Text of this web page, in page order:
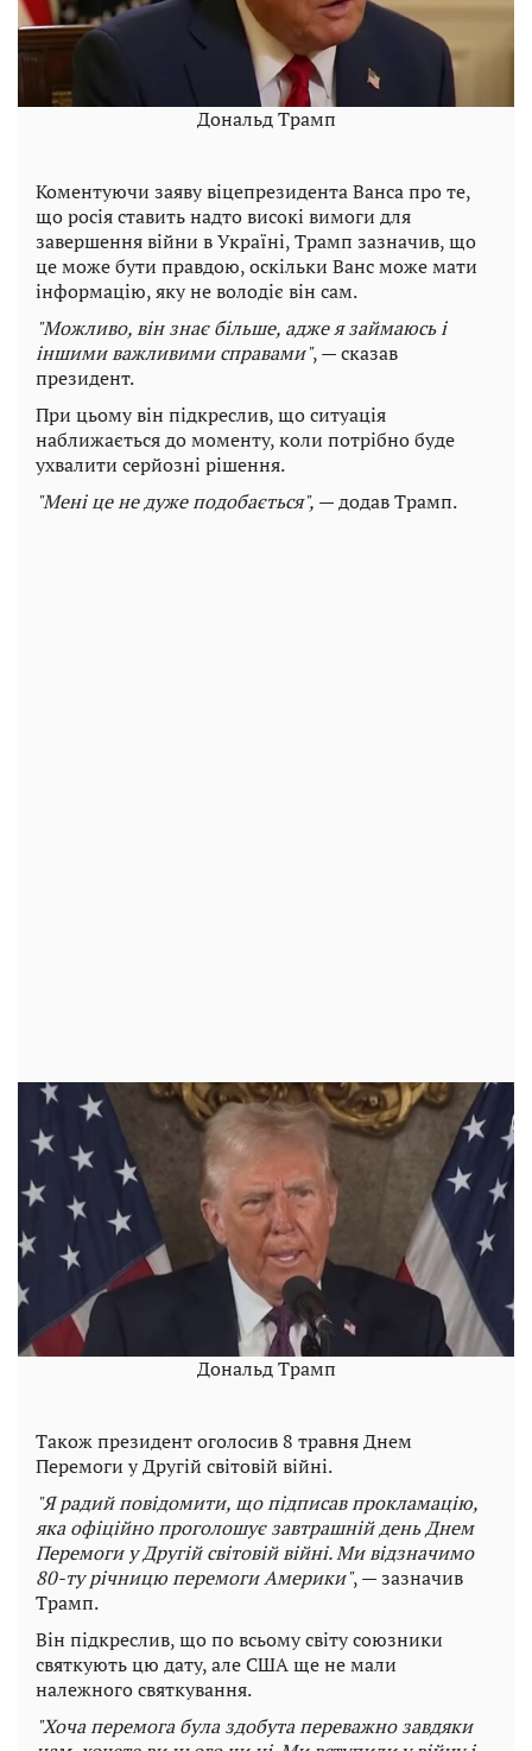
Дональд Трамп
Коментуючи заяву віцепрезидента Ванса про те,
що росія ставить надто високі вимоги для
завершення війни в Україні, Трамп зазначив, що
це може бути правдою, оскільки Ванс може мати
інформацію, яку не володіє він сам.
"Можливо, він знає більше, адже я займаюсь і
іншими важливими справами", — сказав
президент.
При цьому він підкреслив, що ситуація
наближається до моменту, коли потрібно буде
ухвалити серйозні рішення.
"Мені це не дуже подобається", — додав Трамп.
Дональд Трамп
Також президент оголосив 8 травня Днем
Перемоги у Другій світовій війні.
"Я радий повідомити, що підписав прокламацію,
яка офіційно проголошує завтрашній день Днем
Перемоги у Другій світовій війні. Ми відзначимо
80-ту річницю перемоги Америки", — зазначив
Трамп.
Він підкреслив, що по всьому світу союзники
святкують цю дату, але США ще не мали
належного святкування.
"Хоча перемога була здобута переважно завдяки